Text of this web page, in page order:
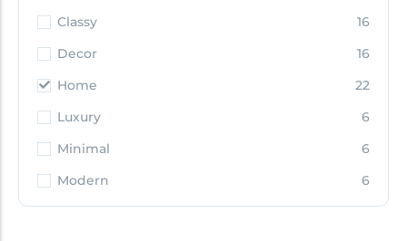
Classy
16
Decor
16
Home
22
Luxury
6
Minimal
6
Modern
6